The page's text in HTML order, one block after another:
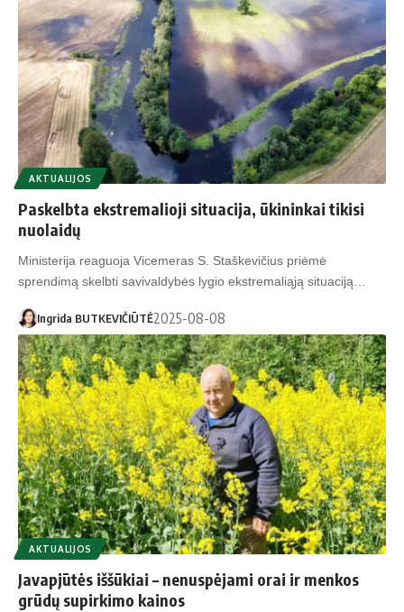
AKTUALIJOS
Paskelbta ekstremalioji situacija, ūkininkai tikisi
nuolaidų
Ministerija reaguoja Vicemeras S. Staškevičius priėmė
sprendimą skelbti savivaldybės lygio ekstremaliąją situaciją…
Ingrida BUTKEVIČIŪTĖ2025-08-08
AKTUALIJOS
Javapjūtės iššūkiai – nenuspėjami orai ir menkos
grūdų supirkimo kainos